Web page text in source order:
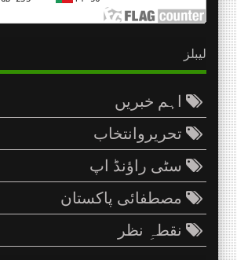
لیبلز
اہم خبریں
تحریروانتخاب
سٹی راؤنڈ اپ
مصطفائی پاکستان
نقطہِ نظر